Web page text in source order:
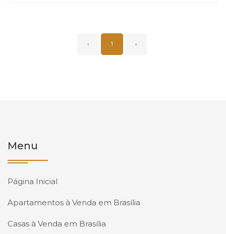
‹ 1 ›
Menu
Página Inicial
Apartamentos à Venda em Brasília
Casas à Venda em Brasília